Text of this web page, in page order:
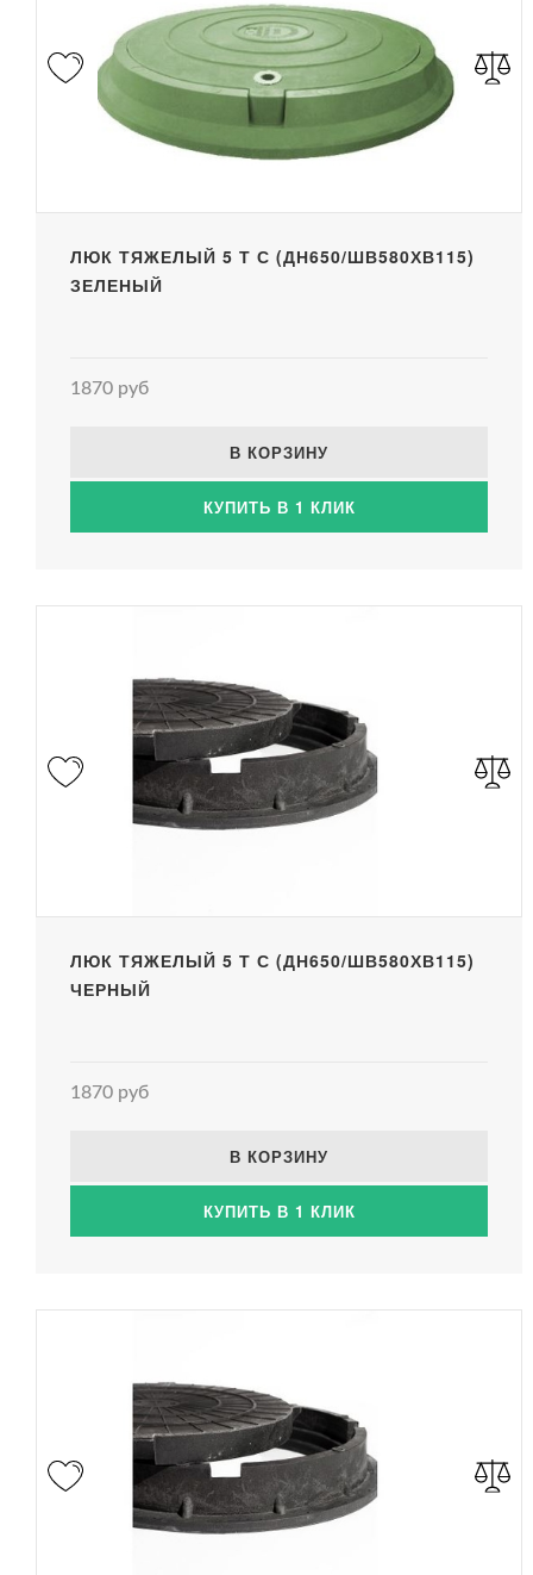
ЛЮК ТЯЖЕЛЫЙ 5 Т С (ДН650/ШВ580ХВ115)
ЗЕЛЕНЫЙ
1870 руб
В КОРЗИНУ
КУПИТЬ В 1 КЛИК
ЛЮК ТЯЖЕЛЫЙ 5 Т С (ДН650/ШВ580ХВ115)
ЧЕРНЫЙ
1870 руб
В КОРЗИНУ
КУПИТЬ В 1 КЛИК